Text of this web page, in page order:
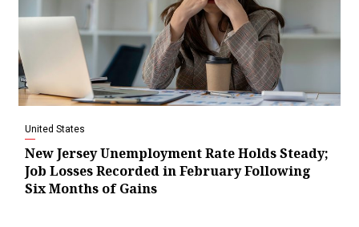
United States
New Jersey Unemployment Rate Holds Steady;
Job Losses Recorded in February Following
Six Months of Gains